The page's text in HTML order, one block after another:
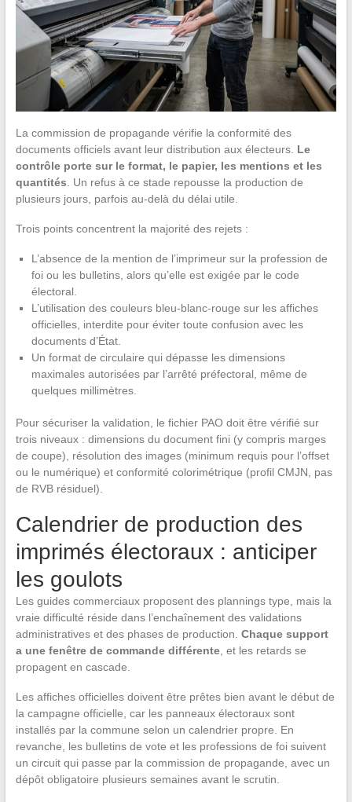
La commission de propagande vérifie la conformité des
documents officiels avant leur distribution aux électeurs. Le
contrôle porte sur le format, le papier, les mentions et les
quantités . Un refus à ce stade repousse la production de
plusieurs jours, parfois au-delà du délai utile.
Trois points concentrent la majorité des rejets :
L’absence de la mention de l’imprimeur sur la profession de
foi ou les bulletins, alors qu’elle est exigée par le code
électoral.
L’utilisation des couleurs bleu-blanc-rouge sur les affiches
officielles, interdite pour éviter toute confusion avec les
documents d’État.
Un format de circulaire qui dépasse les dimensions
maximales autorisées par l’arrêté préfectoral, même de
quelques millimètres.
Pour sécuriser la validation, le fichier PAO doit être vérifié sur
trois niveaux : dimensions du document fini (y compris marges
de coupe), résolution des images (minimum requis pour l’offset
ou le numérique) et conformité colorimétrique (profil CMJN, pas
de RVB résiduel).
Calendrier de production des
imprimés électoraux : anticiper
les goulots
Les guides commerciaux proposent des plannings type, mais la
vraie difficulté réside dans l’enchaînement des validations
administratives et des phases de production. Chaque support
a une fenêtre de commande différente, et les retards se
propagent en cascade.
Les affiches officielles doivent être prêtes bien avant le début de
la campagne officielle, car les panneaux électoraux sont
installés par la commune selon un calendrier propre. En
revanche, les bulletins de vote et les professions de foi suivent
un circuit qui passe par la commission de propagande, avec un
dépôt obligatoire plusieurs semaines avant le scrutin.